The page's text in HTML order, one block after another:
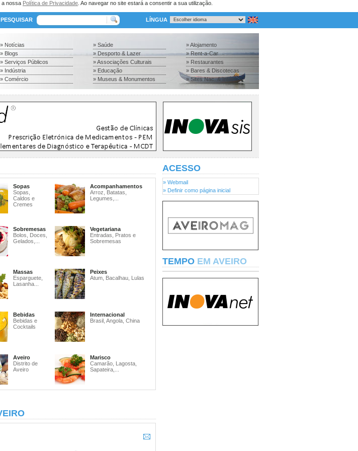
a nossa Política de Privacidade . Ao navegar no site estará a consentir a sua utilização.
PESQUISAR LÍNGUA
» Notícias
» Blogs
» Serviços Públicos
» Indústria
» Comércio
» Saúde
» Desporto & Lazer
» Associações Culturais
» Educação
» Museus & Monumentos
» Alojamento
» Rent-a-Car
» Restaurantes
» Bares & Discotecas
» Sites Nac. & Inter.
Sopas
Sopas,
Caldos e
Cremes
Acompanhamentos
Arroz, Batatas,
Legumes,...
Sobremesas
Bolos, Doces,
Gelados,...
Vegetariana
Entradas, Pratos e
Sobremesas
Massas
Esparguete,
Lasanha...
Peixes
Atum, Bacalhau, Lulas
Bebidas
Bebidas e
Cocktails
Internacional
Brasil, Angola, China
Aveiro
Distrito de
Aveiro
Marisco
Camarão, Lagosta,
Sapateira,...
ACESSO
» Webmail
» Definir como página inicial
TEMPO EM AVEIRO